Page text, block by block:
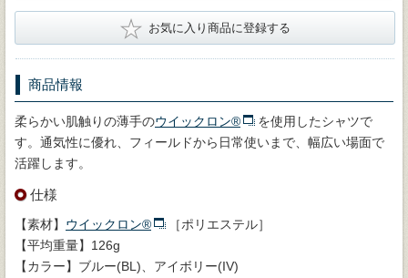
★ お気に入り商品に登録する
商品情報
柔らかい肌触りの薄手のウイックロン®
を使用したシャツで
す。通気性に優れ、フィールドから日常使いまで、幅広い場面で
活躍します。
仕様
【素材】 ウイックロン®
［ポリエステル］
【平均重量】126g
【カラー】ブルー(BL)、アイボリー(IV)